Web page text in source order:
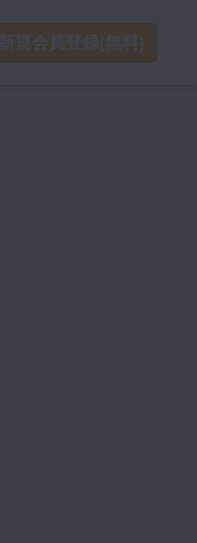
新規会員登録(無料)